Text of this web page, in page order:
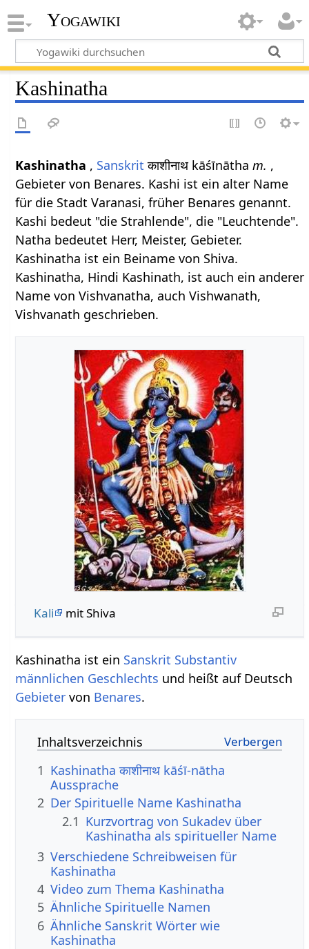
Yogawiki
Kashinatha
Kashinatha , Sanskrit काशीनाथ kāśīnātham. ,
Gebieter von Benares. Kashi ist ein alter Name
für die Stadt Varanasi, früher Benares genannt.
Kashi bedeut "die Strahlende", die "Leuchtende".
Natha bedeutet Herr, Meister, Gebieter.
Kashinatha ist ein Beiname von Shiva.
Kashinatha, Hindi Kashinath, ist auch ein anderer
Name von Vishvanatha, auch Vishwanath,
Vishvanath geschrieben.
Kali mit Shiva
Kashinatha ist ein Sanskrit Substantiv
männlichen Geschlechts und heißt auf Deutsch
Gebieter von Benares.
Inhaltsverzeichnis
1 Kashinatha काशीनाथ kāśī-nātha
Aussprache
2 Der Spirituelle Name Kashinatha
2.1 Kurzvortrag von Sukadev über
Kashinatha als spiritueller Name
3 Verschiedene Schreibweisen für
Kashinatha
4 Video zum Thema Kashinatha
5 Ähnliche Spirituelle Namen
6 Ähnliche Sanskrit Wörter wie
Kashinatha